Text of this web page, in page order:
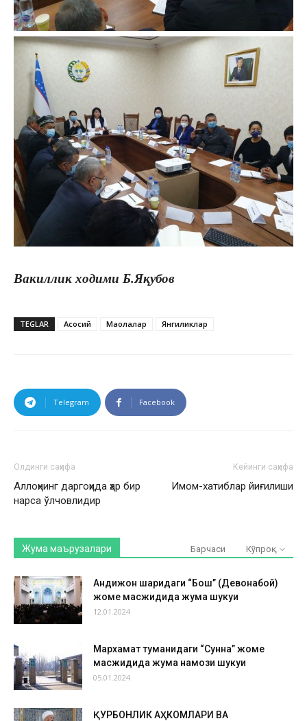
Вакиллик ходими Б.Яқубов
TEGLAR Асосий Мақолалар Янгиликлар
Telegram Facebook
Олдинги саҳифа
Аллоҳнинг даргоҳида ҳар бир
нарса ўлчовлидир
Кейинги саҳифа
Имом-хатиблар йиғилиши
Жума маърузалари Барчаси Кўпроқ
Андижон шаҳридаги “Бош” (Девонабой)
жоме масжидида жума шукуҳи
12.01.2024
Мархамат туманидаги “Сунна” жоме
масжидида жума намози шукуҳи
05.01.2024
ҚУРБОНЛИК АҲКОМЛАРИ ВА